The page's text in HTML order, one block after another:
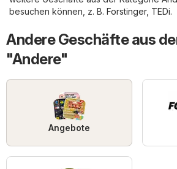
besuchen können, z. B. Forstinger, TEDi.
Andere Geschäfte aus
"Andere"
Angebote